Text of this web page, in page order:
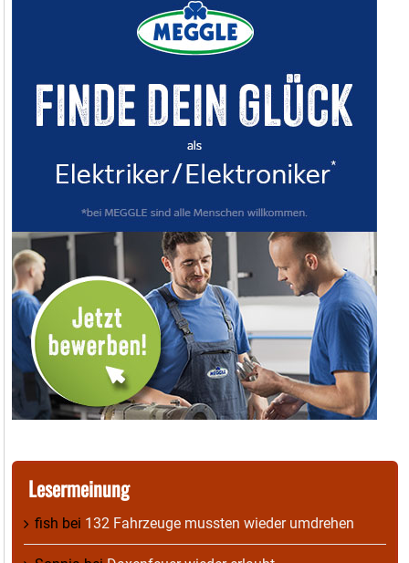
Lesermeinung
fish bei 132 Fahrzeuge mussten wieder umdrehen